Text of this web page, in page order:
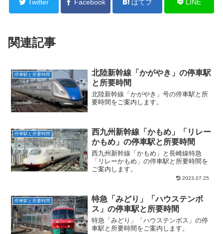
Twitter Facebook はてブ LINE
関連記事
停車駅と所要時間
北陸新幹線「かがやき」の停車駅
と所要時間
北陸新幹線「かがやき」号の停車駅と所
要時間をご案内します。
停車駅と所要時間
西九州新幹線「かもめ」「リレー
かもめ」の停車駅と所要時間
西九州新幹線「かもめ」と長崎線特急
「リレーかもめ」の停車駅と所要時間を
ご案内します。
2023.07.25
停車駅と所要時間
特急「みどり」「ハウステンボ
ス」の停車駅と所要時間
特急「みどり」「ハウステンボス」の停
車駅と所要時間をご案内します。